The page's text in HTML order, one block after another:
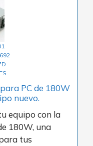
PC de 180W
nuevo.
equipo con la
180W, una
tus